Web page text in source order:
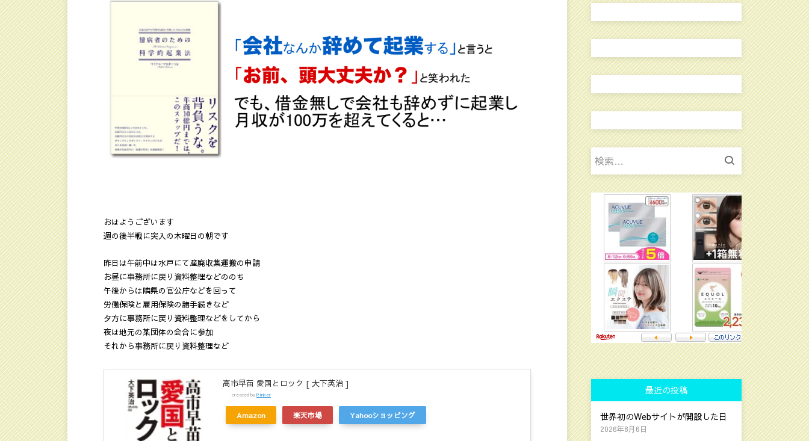
おはようございます
週の後半戦に突入の木曜日の朝です
昨日は午前中は水戸にて産廃収集運搬の申請
お昼に事務所に戻り資料整理などののち
午後からは隣県の官公庁などを回って
労働保険と雇用保険の諸手続きなど
夕方に事務所に戻り資料整理などをしてから
夜は地元の某団体の会合に参加
それから事務所に戻り資料整理など
高市早苗 愛国とロック [ 大下英治 ]
created byRinker
Amazon 楽天市場 Yahooショッピング
検
索:
最近の投稿
世界初のWebサイトが開設した日
2026年8月6日